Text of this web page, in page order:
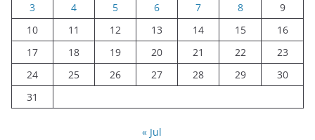
3
4 5 6 7 8
9
10
11 12 13 14 15
16
17
18 19 20 21 22
23
24
25 26 27 28 29
30
31
« Jul